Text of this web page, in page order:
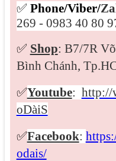
✅ Phone/Viber/
269 - 0983 40 80
✅ Shop: B7/7R
Bình Chánh,
✅Youtube: http://
oDàiS
✅Facebook:
odais/